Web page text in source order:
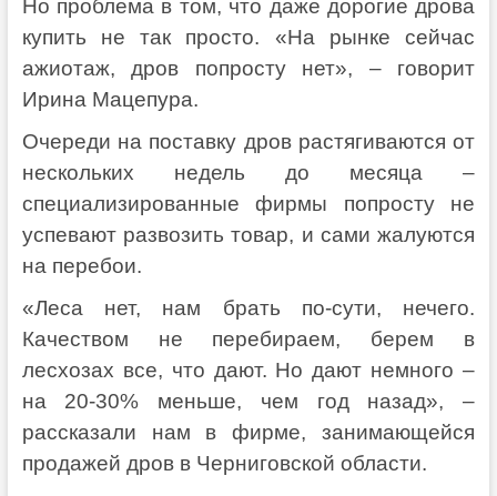
Но проблема в том, что даже дорогие дрова
купить не так просто. «На рынке сейчас
ажиотаж, дров попросту нет», – говорит
Ирина Мацепура.
Очереди на поставку дров растягиваются от
нескольких недель до месяца –
специализированные фирмы попросту не
успевают развозить товар, и сами жалуются
на перебои.
«Леса нет, нам брать по-сути, нечего.
Качеством не перебираем, берем в
лесхозах все, что дают. Но дают немного –
на 20-30% меньше, чем год назад», –
рассказали нам в фирме, занимающейся
продажей дров в Черниговской области.